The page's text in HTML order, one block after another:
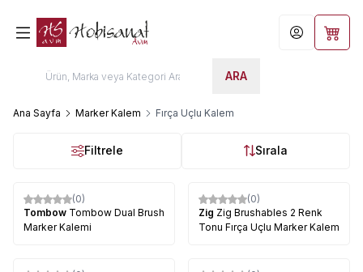
ARA
Hesabım
Ana Sayfa Marker Kalem Fırça Uçlu Kalem
Filtrele Sırala
(0)
Tombow Tombow Dual Brush
Marker Kalemi
(0)
Zig Zig Brushables 2 Renk
Tonu Fırça Uçlu Marker Kalem